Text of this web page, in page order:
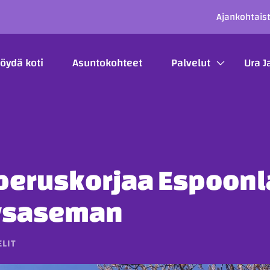
koti Asuntokohteet Palvelut Ura